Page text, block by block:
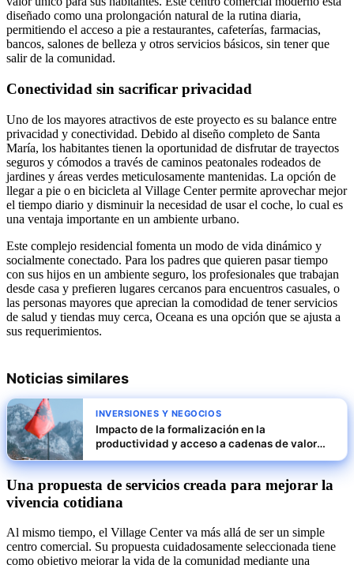
diseñado como una prolongación natural de la rutina diaria,
permitiendo el acceso a pie a restaurantes, cafeterías, farmacias,
bancos, salones de belleza y otros servicios básicos, sin tener que
salir de la comunidad.
Conectividad sin sacrificar privacidad
Uno de los mayores atractivos de este proyecto es su balance entre
privacidad y conectividad. Debido al diseño completo de Santa
María, los habitantes tienen la oportunidad de disfrutar de trayectos
seguros y cómodos a través de caminos peatonales rodeados de
jardines y áreas verdes meticulosamente mantenidas. La opción de
llegar a pie o en bicicleta al Village Center permite aprovechar mejor
el tiempo diario y disminuir la necesidad de usar el coche, lo cual es
una ventaja importante en un ambiente urbano.
Este complejo residencial fomenta un modo de vida dinámico y
socialmente conectado. Para los padres que quieren pasar tiempo
con sus hijos en un ambiente seguro, los profesionales que trabajan
desde casa y prefieren lugares cercanos para encuentros casuales, o
las personas mayores que aprecian la comodidad de tener servicios
de salud y tiendas muy cerca, Oceana es una opción que se ajusta a
sus requerimientos.
Noticias similares
INVERSIONES Y NEGOCIOS
Impacto de la formalización en la
productividad y acceso a cadenas de valor
regionales en Albania
Una propuesta de servicios creada para mejorar la
vivencia cotidiana
Al mismo tiempo, el Village Center va más allá de ser un simple
centro comercial. Su propuesta cuidadosamente seleccionada tiene
como objetivo mejorar la vida de la comunidad mediante una